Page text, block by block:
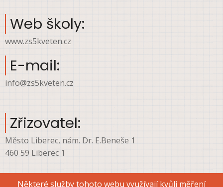
Web školy:
www.zs5kveten.cz
E-mail:
info@zs5kveten.cz
Zřizovatel:
Město Liberec, nám. Dr. E.Beneše 1
460 59 Liberec 1
Některé služby tohoto webu využívají kvůli měření